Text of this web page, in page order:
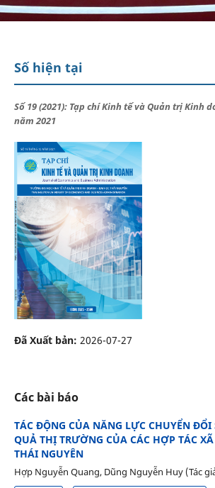
Số hiện tại
Số 19 (2021): Tạp chí Kinh tế và Quản trị Kinh
năm 2021
Đã Xuất bản: 2026-07-27
Các bài báo
TÁC ĐỘNG CỦA NĂNG LỰC CHUYỂN ĐỔI
QUẢ THỊ TRƯỜNG CỦA CÁC HỢP TÁC
THÁI NGUYÊN
Hợp Nguyễn Quang, Dũng Nguyễn Huy (Tác